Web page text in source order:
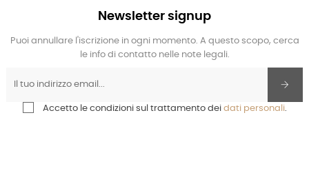
Newsletter signup
Puoi annullare l'iscrizione in ogni momento. A questo scopo, cerca
le info di contatto nelle note legali.
Accetto le condizioni sul trattamento dei dati personali.